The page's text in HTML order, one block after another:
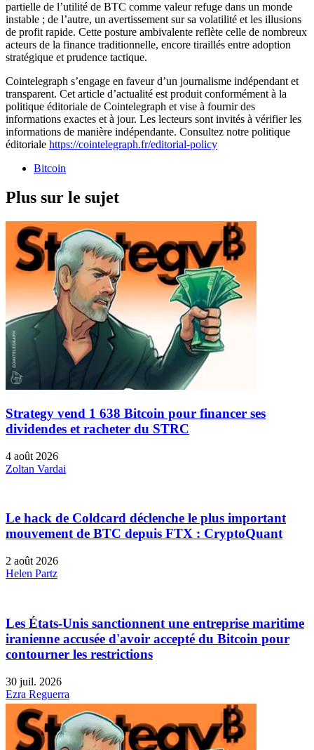
partielle de l’utilité de BTC comme valeur refuge dans un monde
instable ; de l’autre, un avertissement sur sa volatilité et les illusions
de profit rapide. Cette posture ambivalente reflète celle de nombreux
acteurs de la finance traditionnelle, encore tiraillés entre adoption
stratégique et prudence tactique.
Cointelegraph s’engage en faveur d’un journalisme indépendant et
transparent. Cet article d’actualité est produit conformément à la
politique éditoriale de Cointelegraph et vise à fournir des
informations exactes et à jour. Les lecteurs sont invités à vérifier les
informations de manière indépendante. Consultez notre politique
éditoriale https://cointelegraph.fr/editorial-policy
Bitcoin
Plus sur le sujet
Strategy vend 1 638 Bitcoin pour financer ses
dividendes et racheter du STRC
4 août 2026
Zoltan Vardai
Le hack de Coldcard déclenche le plus important
mouvement de BTC depuis FTX : CryptoQuant
2 août 2026
Helen Partz
Les États-Unis sanctionnent une entreprise maritime
iranienne accusée d'avoir accepté du Bitcoin pour
contourner les restrictions
30 juil. 2026
Ezra Reguerra